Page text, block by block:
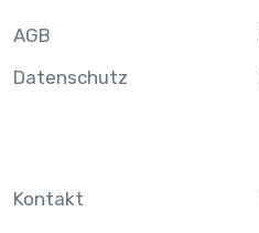
AGB
Datenschutz
Kontakt